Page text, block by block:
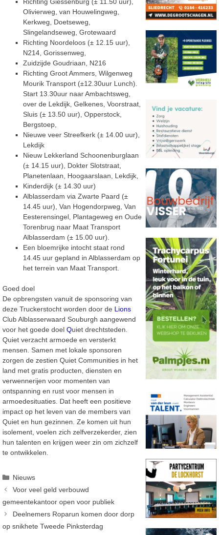
Richting Giessenburg (± 11.50 uur),
Olivierweg, van Houwelingweg,
Kerkweg, Doetseweg,
Slingelandseweg, Grotewaard
Richting Noordeloos (± 12.15 uur),
N214, Gorissenweg,
Zuidzijde Goudriaan, N216
Richting Groot Ammers, Wilgenweg
Mourik Transport (±12.30uur Lunch).
Start 13.30uur naar Ambachtsweg,
over de Lekdijk, Gelkenes, Voorstraat,
Sluis (± 13.50 uur), Opperstock,
Bergstoep,
Nieuwe veer Streefkerk (± 14.00 uur),
Lekdijk
Nieuw Lekkerland Schoonenburglaan
(± 14.15 uur), Dokter Slotstraat,
Planetenlaan, Hoogaarslaan, Lekdijk,
Kinderdijk (± 14.30 uur)
Alblasserdam via Zwarte Paard (±
14.45 uur), Van Hogendorpweg, Van
Eesterensingel, Plantageweg en Oude
Torenbrug naar Maat Transport
Alblasserdam (± 15.00 uur).
Een bloemrijke intocht staat rond
14.45 uur gepland in Alblasserdam op
het terrein van Maat Transport.
Goed doel
De opbrengsten vanuit de sponsoring van
deze Truckerstocht worden door de Lions
Club Alblasserwaard Souburgh aangewend
voor het goede doel Quiet drechtsteden.
Quiet verzacht armoede en versterkt
mensen. Samen met lokale sponsoren
zorgen de zestien Quiet Communities in het
land met gratis producten, diensten en
verwennerijen voor momenten van
ontspanning en rust voor mensen in
armoedesituaties. Dat heeft een positieve
impact op het leven van de members van
Quiet en hun gezinnen. Ze komen uit hun
isolement, voelen zich zelfverzekerder, zien
hun talenten en krijgen weer zin om zichzelf
te ontwikkelen.
Categorieën
Nieuws
Voor veel geld verbouwd
gemeentekantoor open voor publiek
Deelnemers Roparun komen door dorp
op snikhete Tweede Pinksterdag